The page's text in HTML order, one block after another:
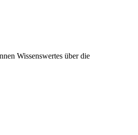
Wissenswertes über die